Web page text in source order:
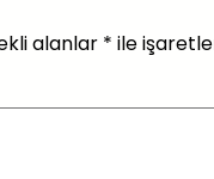
alanlar * ile